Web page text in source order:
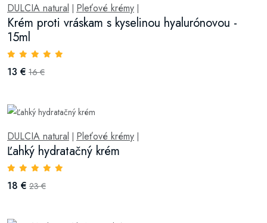
DULCIA natural | Pleťové krémy |
Krém proti vráskam s kyselinou hyalurónovou -
15ml
13 € 16 €
DULCIA natural Pleťové krémy
Ľahký hydratačný krém
18 € 23 €